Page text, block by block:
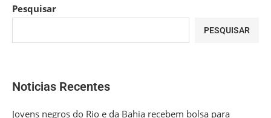
Pesquisar
PESQUISAR
Noticias Recentes
Jovens negros do Rio e da Bahia recebem bolsa para